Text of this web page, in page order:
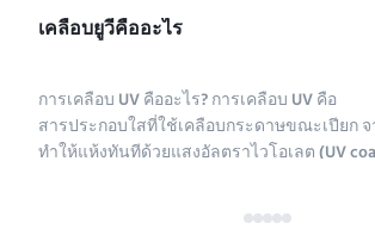
เคลือบยูวีคืออะไร
การเคลือบ UV คืออะไร? การเคลือบ UV คือ
สารประกอบใสที่ใช้เคลือบกระดาษขณะเปียก
ทำให้แห้งทันทีด้วยแสงอัลตราไวโอเลต (UV
ชนิดที่ใช้เคลือบกระดาษ สารเคมีเคลือบ UV ประ
ด้วยโพลีเอทิลีน แคลเซียมคาร์บอเนต และคาโอ